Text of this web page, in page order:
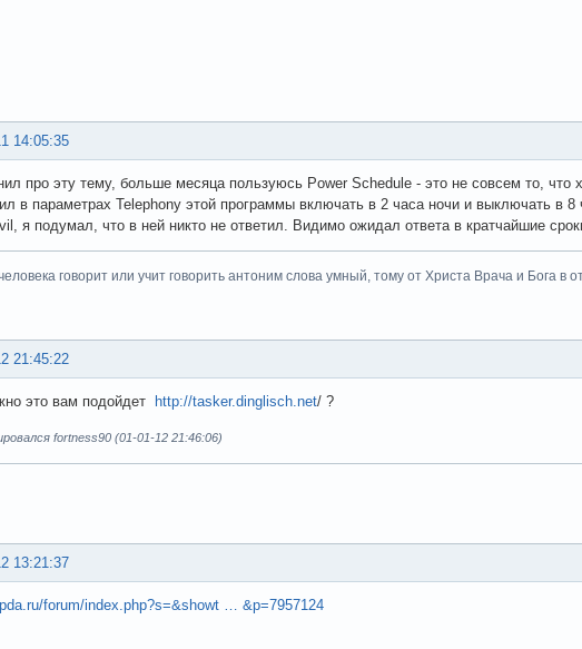
14:05:35
про эту тему, больше месяца пользуюсь Power Schedule - это не совсем то, что
в параметрах Telephony этой программы включать в 2 часа ночи и выключать в 8
я подумал, что в ней никто не ответил. Видимо ожидал ответа в кратчайшие
говорит или учит говорить антоним слова умный, тому от Христа Врача и Бога в
21:45:22
это вам подойдет http://tasker.dinglisch.net/ ?
fortness90 (01-01-12 21:46:06)
13:21:37
forum/index.php?s=&showt … &p=7957124